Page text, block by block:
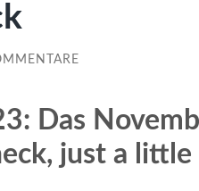
Das
just a